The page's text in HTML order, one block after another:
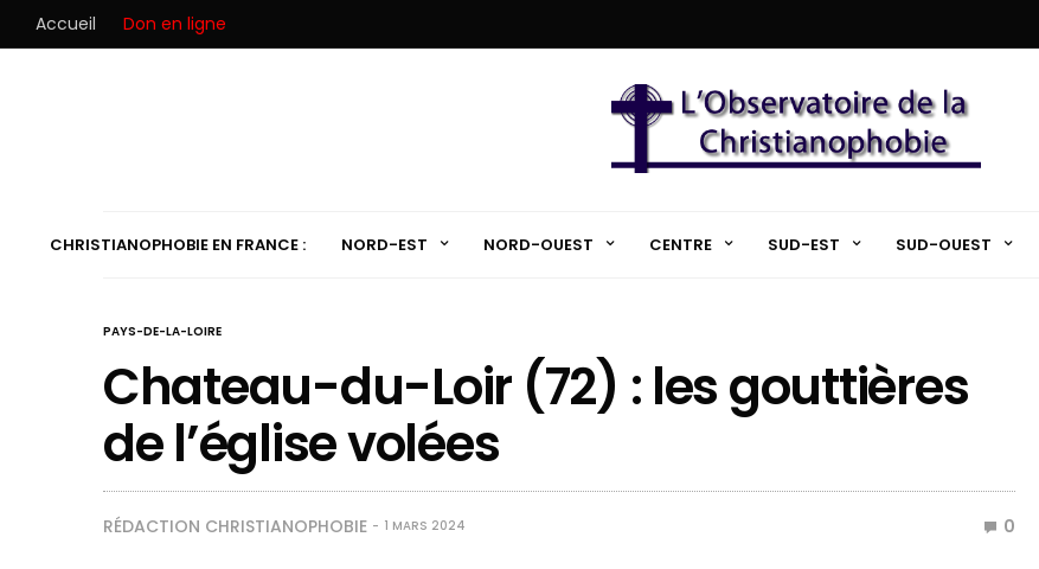
Accueil Don en ligne
CHRISTIANOPHOBIE EN FRANCE : NORD-EST NORD-OUEST CENTRE SUD-EST SUD-OUEST
PAYS-DE-LA-LOIRE
Chateau-du-Loir (72) : les gouttières
de l’église volées
RÉDACTION CHRISTIANOPHOBIE 1 MARS 2024 0